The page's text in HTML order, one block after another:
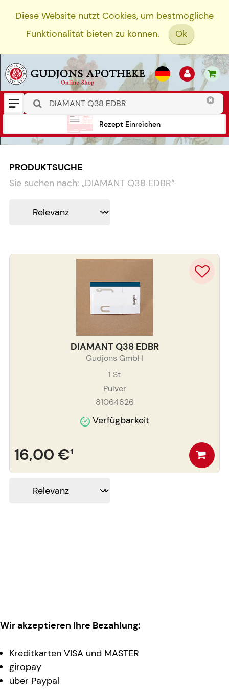
Diese Website nutzt Cookies, um bestmögliche
Funktionalität bieten zu können.
Ok
Rezept Einreichen
PRODUKTSUCHE
Sie suchen nach: „DIAMANT Q38 EDBR“
DIAMANT Q38 EDBR
Gudjons GmbH
1 St
Pulver
81064826
Verfügbarkeit
16,00 €¹
Wir akzeptieren Ihre Bezahlung:
Kreditkarten VISA und MASTER
giropay
über Paypal